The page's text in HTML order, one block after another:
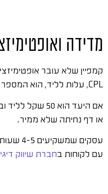
מדידה
קמפיין שלא עובר
CPL, עלות לליד, הוא המספר הקריטי לעקוב אחריו.
או דף נחיתה שלא ממיר.
עם לקוחות בחברת שיווק